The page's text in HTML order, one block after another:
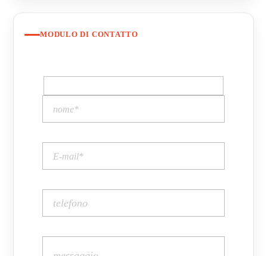
MODULO DI CONTATTO